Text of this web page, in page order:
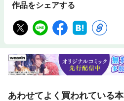
作品をシェアする
あわせてよく買われている本